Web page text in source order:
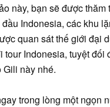
này, bạn sẽ được thăm
Indonesia, các khu
quan sát thế giới đại
tour Indonesia, tuyệt đối
này nhé.
trong lòng một ngọn